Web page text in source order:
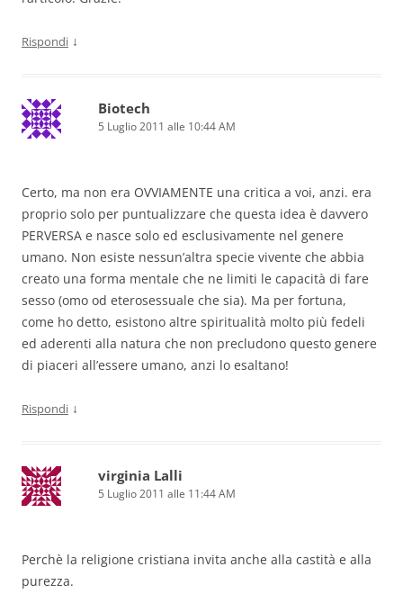
Rispondi ↓
Biotech
5 Luglio 2011 alle 10:44 AM
Certo, ma non era OVVIAMENTE una critica a voi, anzi. era
proprio solo per puntualizzare che questa idea è davvero
PERVERSA e nasce solo ed esclusivamente nel genere
umano. Non esiste nessun’altra specie vivente che abbia
creato una forma mentale che ne limiti le capacità di fare
sesso (omo od eterosessuale che sia). Ma per fortuna,
come ho detto, esistono altre spiritualità molto più fedeli
ed aderenti alla natura che non precludono questo genere
di piaceri all’essere umano, anzi lo esaltano!
Rispondi ↓
virginia Lalli
5 Luglio 2011 alle 11:44 AM
Perchè la religione cristiana invita anche alla castità e alla
purezza.